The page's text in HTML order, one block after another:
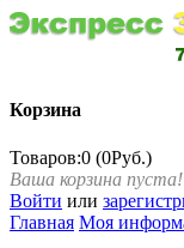
Корзина
Товаров:0 (0Руб.)
Ваша корзина пуста!
Войти или
Главная Моя